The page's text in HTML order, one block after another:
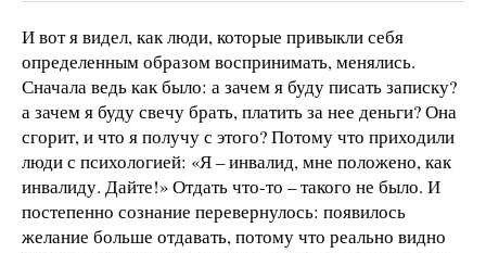
И вот я видел, как люди, которые привыкли себя
определенным образом воспринимать, менялись.
Сначала ведь как было: а зачем я буду писать записку?
а зачем я буду свечу брать, платить за нее деньги? Она
сгорит, и что я получу с этого? Потому что приходили
люди с психологией: «Я – инвалид, мне положено, как
инвалиду. Дайте!» Отдать что-то – такого не было. И
постепенно сознание перевернулось: появилось
желание больше отдавать, потому что реально видно